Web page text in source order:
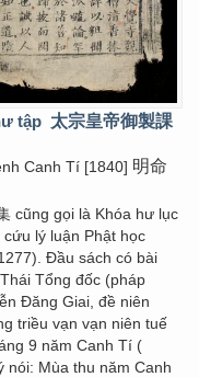
tập 太宗皇帝御製課
Canh Tí [1840] 明命
cũng gọi là Khóa hư lục
lý luận Phật học
Đầu sách có bài
Tổng đốc (pháp
Đăng Giai, đề niên
triều vạn vạn niên tuế
9 năm Canh Tí (
nói: Mùa thu năm Canh